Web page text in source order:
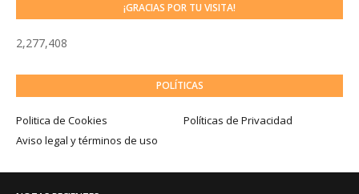
¡GRACIAS POR TU VISITA!
2,277,408
POLÍTICAS
Politica de Cookies
Políticas de Privacidad
Aviso legal y términos de uso